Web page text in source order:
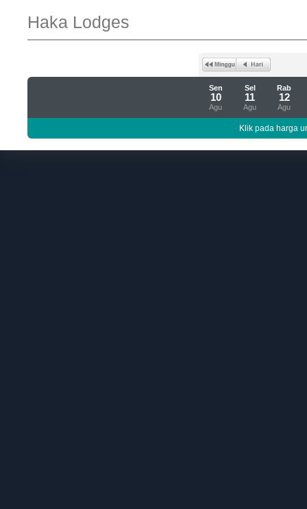
Haka Lodges
Sen
10
Agu
Sel
11
Agu
Rab
12
Agu
Klik pada harga